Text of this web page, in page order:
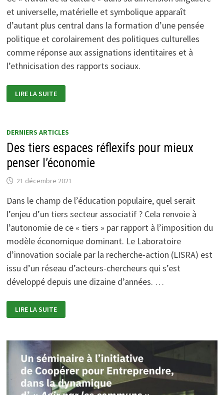
et universelle, matérielle et symbolique apparaît
d’autant plus central dans la formation d’une pensée
politique et corolairement des politiques culturelles
comme réponse aux assignations identitaires et à
l’ethnicisation des rapports sociaux.
CRÉATION
ET
LIRE LA SUITE
DERNIERS ARTICLES
Des tiers espaces réflexifs pour mieux
penser l’économie
21 décembre 2021
Dans le champ de l’éducation populaire, quel serait
l’enjeu d’un tiers secteur associatif ? Cela renvoie à
l’autonomie de ce « tiers » par rapport à l’imposition du
modèle économique dominant. Le Laboratoire
d’innovation sociale par la recherche-action (LISRA) est
issu d’un réseau d’acteurs-chercheurs qui s’est
développé depuis une dizaine d’années. …
TIERS
ESPACES
MIEUX
PENSER
L’ÉCONOMIE
LIRE LA SUITE